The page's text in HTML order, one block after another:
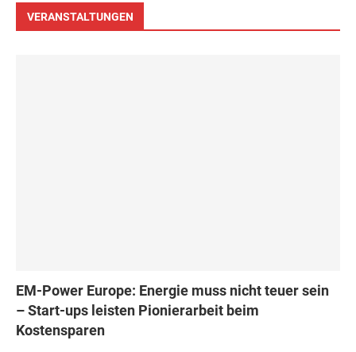
VERANSTALTUNGEN
EM-Power Europe: Energie muss nicht teuer sein
– Start-ups leisten Pionierarbeit beim
Kostensparen